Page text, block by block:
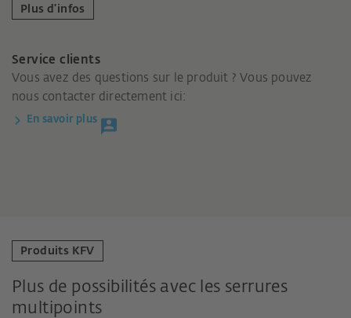
Plus d'infos
Service clients
Vous avez des questions sur le produit ? Vous pouvez
nous contacter directement ici:
En savoir plus
Produits KFV
Plus de possibilités avec les serrures
multipoints